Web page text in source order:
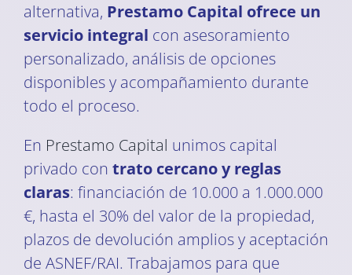
alternativa, Prestamo Capital ofrece un
servicio integral con asesoramiento
personalizado, análisis de opciones
disponibles y acompañamiento durante
todo el proceso.
En Prestamo Capital unimos capital
privado con trato cercano y reglas
claras: financiación de 10.000 a 1.000.000
€, hasta el 30% del valor de la propiedad,
plazos de devolución amplios y aceptación
de ASNEF/RAI. Trabajamos para que